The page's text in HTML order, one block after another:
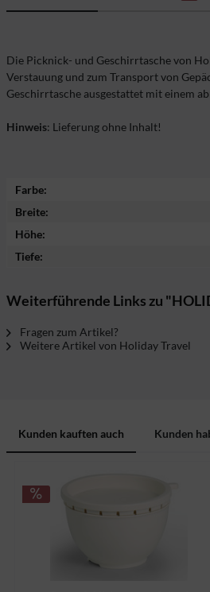
Die Picknick- und Geschirrtasche von
Verstauung und zum Transport von
Geschirrtasche ausgestattet mit einem
Hinweis: Lieferung ohne Inhalt!
Farbe:
Breite:
Höhe:
Tiefe:
Weiterführende Links zu
Fragen zum Artikel?
Weitere Artikel von Holiday Travel
Kunden kauften auch Kunden